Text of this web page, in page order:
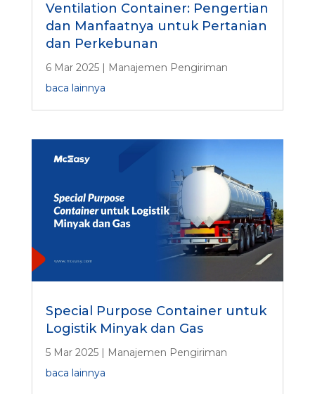
Ventilation Container: Pengertian
dan Manfaatnya untuk Pertanian
dan Perkebunan
6 Mar 2025| Manajemen Pengiriman
baca lainnya
Special Purpose Container untuk
Logistik Minyak dan Gas
5 Mar 2025| Manajemen Pengiriman
baca lainnya